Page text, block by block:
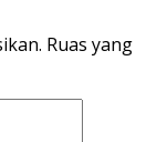
Ruas yang